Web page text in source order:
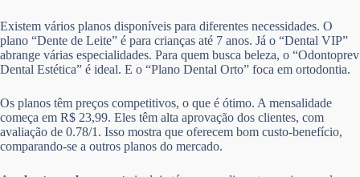
Existem vários planos disponíveis para diferentes necessidades. O
plano “Dente de Leite” é para crianças até 7 anos. Já o “Dental VIP”
abrange várias especialidades. Para quem busca beleza, o “Odontoprev
Dental Estética” é ideal. E o “Plano Dental Orto” foca em ortodontia.
Os planos têm preços competitivos, o que é ótimo. A mensalidade
começa em R$ 23,99. Eles têm alta aprovação dos clientes, com
avaliação de 0.78/1. Isso mostra que oferecem bom custo-benefício,
comparando-se a outros planos do mercado.